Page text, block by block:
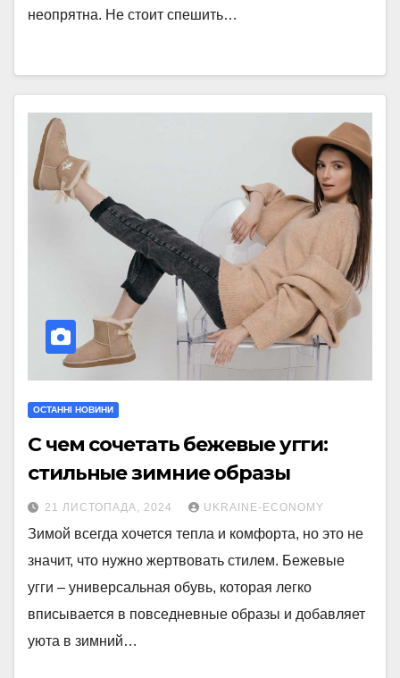
неопрятна. Не стоит спешить…
ОСТАННІ НОВИНИ
С чем сочетать бежевые угги:
стильные зимние образы
21 ЛИСТОПАДА, 2024 UKRAINE-ECONOMY
Зимой всегда хочется тепла и комфорта, но это не
значит, что нужно жертвовать стилем. Бежевые
угги – универсальная обувь, которая легко
вписывается в повседневные образы и добавляет
уюта в зимний…